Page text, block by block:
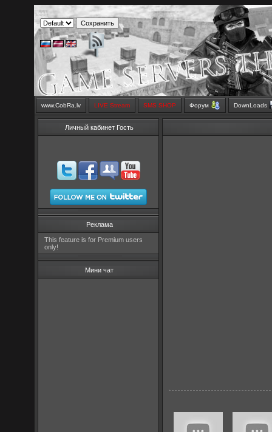
www.CobRa.lv LIVE Stream SMS SHOP Форум DownLoads
Личный кабинет Гость
Реклама
This feature is for Premium users
only!
Мини чат